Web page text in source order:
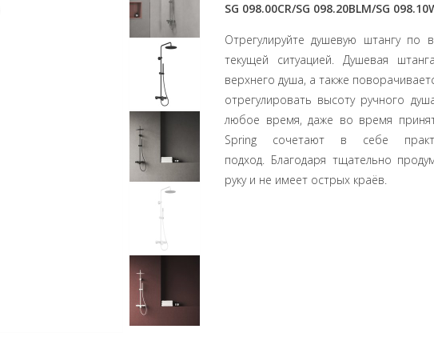
SG 098.00CR/SG 098.20BLM/SG
Отрегулируйте душевую штангу
текущей ситуацией. Душевая
верхнего душа, а также
отрегулировать высоту ручного
любое время, даже во время
Spring сочетают в себе
подход. Благодаря тщательно
руку и не имеет острых краёв.